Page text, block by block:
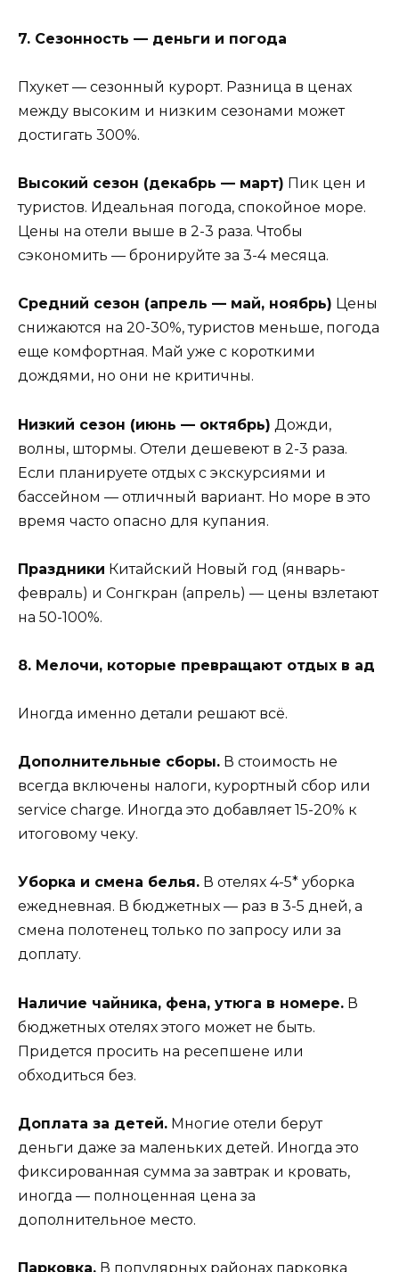
7. Сезонность — деньги и погода
Пхукет — сезонный курорт. Разница в ценах
между высоким и низким сезонами может
достигать 300%.
Высокий сезон (декабрь — март) Пик цен и
туристов. Идеальная погода, спокойное море.
Цены на отели выше в 2-3 раза. Чтобы
сэкономить — бронируйте за 3-4 месяца.
Средний сезон (апрель — май, ноябрь) Цены
снижаются на 20-30%, туристов меньше, погода
еще комфортная. Май уже с короткими
дождями, но они не критичны.
Низкий сезон (июнь — октябрь) Дожди,
волны, штормы. Отели дешевеют в 2-3 раза.
Если планируете отдых с экскурсиями и
бассейном — отличный вариант. Но море в это
время часто опасно для купания.
Праздники Китайский Новый год (январь-
февраль) и Сонгкран (апрель) — цены взлетают
на 50-100%.
8. Мелочи, которые превращают отдых в ад
Иногда именно детали решают всё.
Дополнительные сборы. В стоимость не
всегда включены налоги, курортный сбор или
service charge. Иногда это добавляет 15-20% к
итоговому чеку.
Уборка и смена белья. В отелях 4-5* уборка
ежедневная. В бюджетных — раз в 3-5 дней, а
смена полотенец только по запросу или за
доплату.
Наличие чайника, фена, утюга в номере. В
бюджетных отелях этого может не быть.
Придется просить на ресепшене или
обходиться без.
Доплата за детей. Многие отели берут
деньги даже за маленьких детей. Иногда это
фиксированная сумма за завтрак и кровать,
иногда — полноценная цена за
дополнительное место.
Парковка. В популярных районах парковка